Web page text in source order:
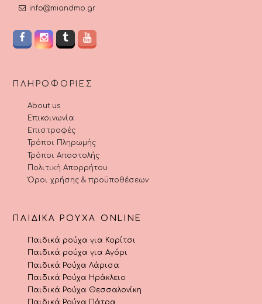
info@miandmo.gr
ΠΛΗΡΟΦΟΡΊΕΣ
About us
Επικοινωνία
Επιστροφές
Τρόποι Πληρωμής
Τρόποι Αποστολής
Πολιτική Απορρήτου
Όροι χρήσης & προϋποθέσεων
ΠΑΙΔΙΚΆ ΡΟΎΧΑ ONLINE
Παιδικά ρούχα για Κορίτσι
Παιδικά ρούχα για Αγόρι
Παιδικά Ρούχα Λάρισα
Παιδικά Ρούχα Ηράκλειο
Παιδικά Ρούχα Θεσσαλονίκη